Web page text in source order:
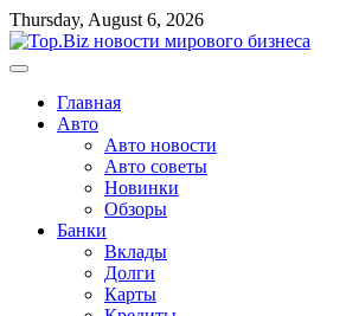
Перейти
к
содержимому
Thursday, August 6, 2026
Главная
Авто
Авто новости
Авто советы
Новинки
Обзоры
Банки
Вклады
Долги
Карты